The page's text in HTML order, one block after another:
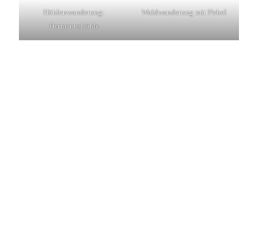
Höhlenwanderung:
Hermannshöhle
Waldwanderung mit Nebel